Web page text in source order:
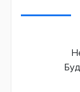
Сменная